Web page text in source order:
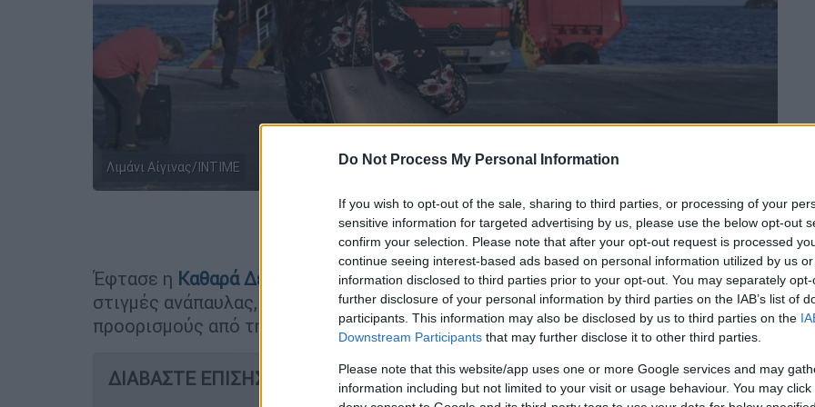
Do Not Process My Personal Information
If you wish to opt-out of the sale, sharing to third parties, or processing of your
sensitive information for targeted advertising by us, please use the below opt-out
confirm your selection. Please note that after your opt-out request is processed
continue seeing interest-based ads based on personal information utilized by us
information disclosed to third parties prior to your opt-out. You may separately
further disclosure of your personal information by third parties on the IAB’s list of
participants. This information may also be disclosed by us to third parties on the
Downstream Participants that may further disclose it to other third parties.
Please note that this website/app uses one or more Google services and may
information including but not limited to your visit or usage behaviour. You may
Λιμάνι Αίγινας/ΙΝΤΙΜΕ
Προσθέστε το ΕΘΝΟΣ στη Google
Έφτασε η Καθαρά Δευτέρα
και μικροί και μεγάλοι ανυπομονούν να απολαύσουν
στιγμές ανάπαυλας, προγραμματίζοντας μια μίνι απόδραση σε κοντινούς
προορισμούς από την Αθήνα.
ΔΙΑΒΑΣΤΕ ΕΠΙΣΗΣ